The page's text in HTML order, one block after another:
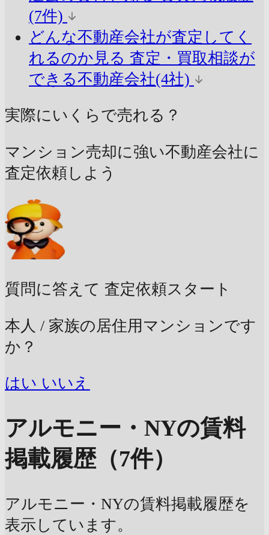
(7件)
どんな不動産会社が査定してく
れるのか見る 査定・買取相談が
できる不動産会社(4社)
実際にいくらで売れる？
マンション売却に強い不動産会社に
査定依頼しよう
質問に答えて 査定依頼スタート
本人 / 家族の居住用マンションです
か？
はい いいえ
アルモニー・NYの賃料
掲載履歴（7件）
アルモニー・NYの賃料掲載履歴を
表示しています。